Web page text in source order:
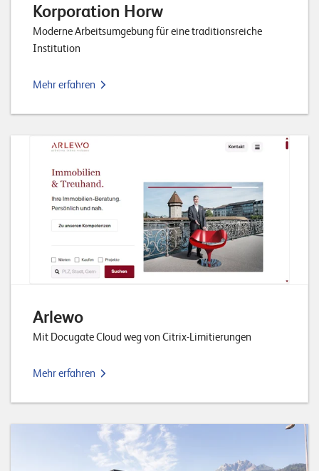
s
S
U
P
P
O
A
M
R
DE
Korporation Horw
Moderne Arbeitsumgebung für eine traditionsreiche
Institution
Mehr erfahren
Arlewo
Mit Docugate Cloud weg von Citrix-Limitierungen
Mehr erfahren